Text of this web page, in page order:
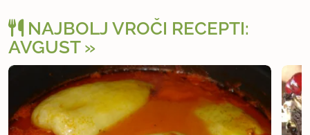
NAJBOLJ VROČI RECEPTI:
AVGUST